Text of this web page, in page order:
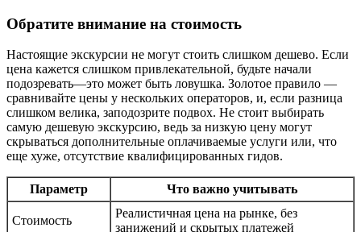
Обратите внимание на стоимость
Настоящие экскурсии не могут стоить слишком дешево. Если
цена кажется слишком привлекательной, будьте начали
подозревать—это может быть ловушка. Золотое правило —
сравнивайте цены у нескольких операторов, и, если разница
слишком велика, заподозрите подвох. Не стоит выбирать
самую дешевую экскурсию, ведь за низкую цену могут
скрываться дополнительные оплачиваемые услуги или, что
еще хуже, отсутствие квалифицированных гидов.
Параметр Что важно учитывать
Стоимость
Реалистичная цена на рынке, без
занижений и скрытых платежей